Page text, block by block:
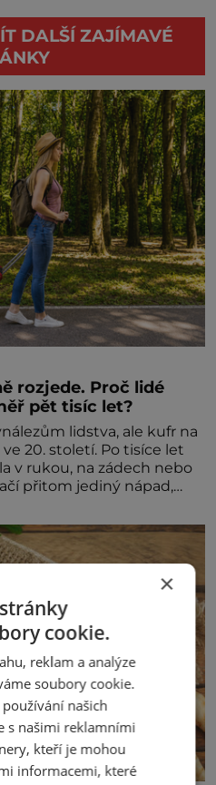
DALŠÍ ZAJÍMAVÉ
rozjede. Proč lidé
pět tisíc let?
lidstva, ale kufr na
20. století. Po tisíce let
v rukou, na zádech nebo
přitom jediný nápad,
se na letišti ozve věta,
×
cookie.
reklam a analýze
soubory cookie.
našich
s našimi reklamními
kteří je mohou
informacemi, které